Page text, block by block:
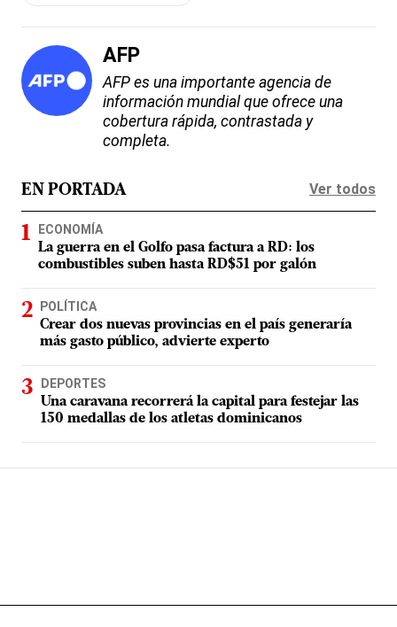
AFP
AFP es una importante agencia de
información mundial que ofrece una
cobertura rápida, contrastada y
completa.
EN PORTADA Ver todos
ECONOMÍA
La guerra en el Golfo pasa factura a RD: los
combustibles suben hasta RD$51 por galón
POLÍTICA
Crear dos nuevas provincias en el país generaría
más gasto público, advierte experto
DEPORTES
Una caravana recorrerá la capital para festejar las
150 medallas de los atletas dominicanos